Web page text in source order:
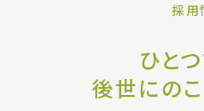
採用
ひと
後世にの